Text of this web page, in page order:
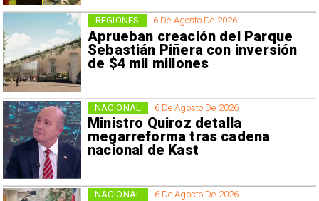
6 De Agosto De 2026
Aprueban creación del Parque
Sebastián Piñera con inversión
de $4 mil millones
REGIONES
6 De Agosto De 2026
Ministro Quiroz detalla
megarreforma tras cadena
nacional de Kast
NACIONAL
6 De Agosto De 2026
NACIONAL